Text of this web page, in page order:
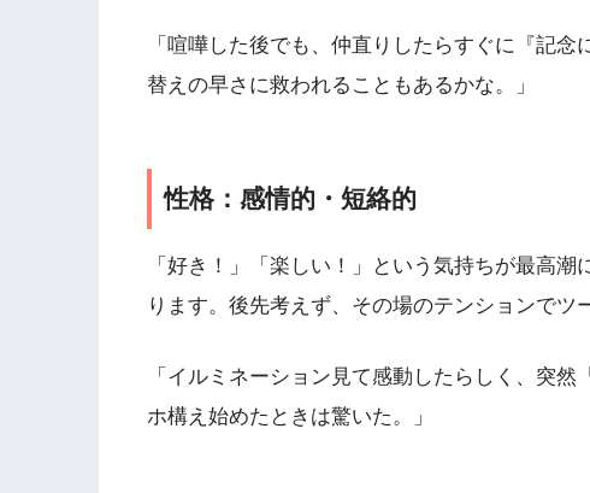
「喧嘩した後でも、仲直りしたらすぐに『記
替えの早さに救われることもあるかな。」
性格：感情的・短絡的
「好き！」「楽しい！」という気持ちが最高
ります。後先考えず、その場のテンションでツ
「イルミネーション見て感動したらしく、突
ホ構え始めたときは驚いた。」